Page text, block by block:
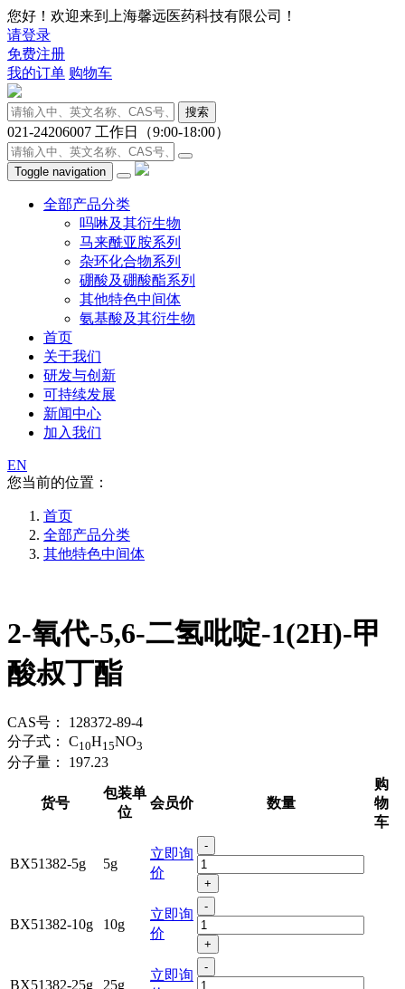
您好！欢迎来到上海馨远医药科技有限公司！
请登录
免费注册
我的订单 购物车
搜索
021-24206007 工作日（9:00-18:00）
Toggle navigation
全部产品分类
吗啉及其衍生物
马来酰亚胺系列
杂环化合物系列
硼酸及硼酸酯系列
其他特色中间体
氨基酸及其衍生物
首页
关于我们
研发与创新
可持续发展
新闻中心
加入我们
EN
您当前的位置：
首页
全部产品分类
其他特色中间体
2-氧代-5,6-二氢吡啶-1(2H)-甲
酸叔丁酯
CAS号：
128372-89-4
分子式：
C10H15NO3
分子量： 197.23
货号
包装单
位
会员价 数量
购
物
车
BX51382-5g 5g
立即询
价
-
+
BX51382-10g 10g
立即询
价
-
+
BX51382-25g 25g
立即询
-